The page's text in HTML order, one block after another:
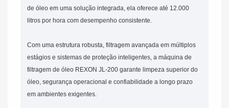
de óleo em uma solução integrada, ela oferece até 12.000
litros por hora com desempenho consistente.
Com uma estrutura robusta, filtragem avançada em múltiplos
estágios e sistemas de proteção inteligentes, a máquina de
filtragem de óleo REXON JL-200 garante limpeza superior do
óleo, segurança operacional e confiabilidade a longo prazo
em ambientes exigentes.